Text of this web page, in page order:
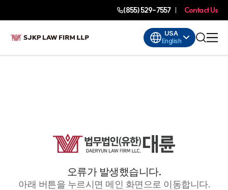
(855) 529-7557 Contact Us
USA
English
오류가 발생했습니다.
아래 버튼을 누르시면 메인 화면으로 이동합니다.